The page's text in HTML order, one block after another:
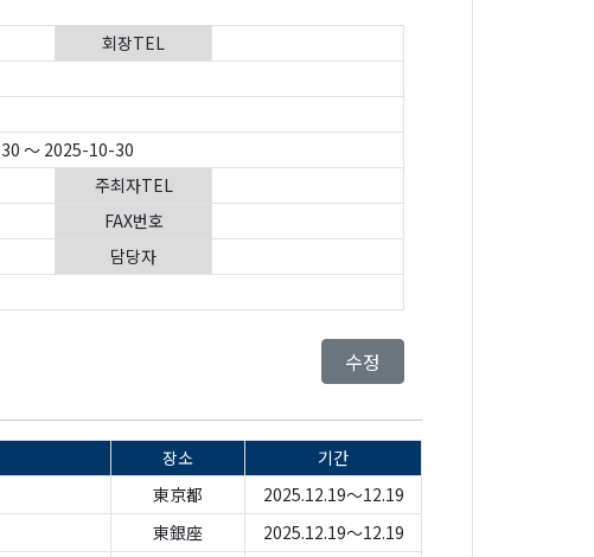
회장TEL
～ 2025-10-30
주최자TEL
FAX번호
담당자
수정
장소
기간
東京都
2025.12.19～12.19
東銀座
2025.12.19～12.19